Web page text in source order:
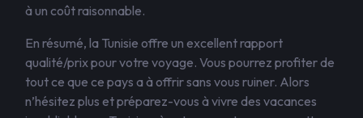
à un coût raisonnable.
En résumé, la Tunisie offre un excellent rapport
qualité/prix pour votre voyage. Vous pourrez profiter de
tout ce que ce pays a à offrir sans vous ruiner. Alors
n’hésitez plus et préparez-vous à vivre des vacances